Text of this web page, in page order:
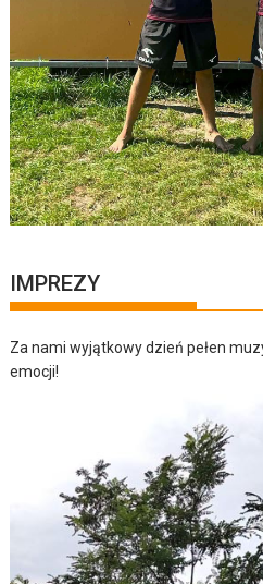
IMPREZY
Za nami wyjątkowy dzień pełen
emocji!